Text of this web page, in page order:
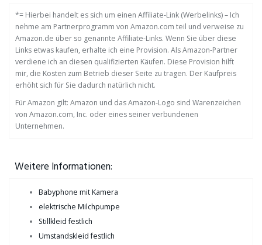
*= Hierbei handelt es sich um einen Affiliate-Link (Werbelinks) – Ich
nehme am Partnerprogramm von Amazon.com teil und verweise zu
Amazon.de über so genannte Affiliate-Links. Wenn Sie über diese
Links etwas kaufen, erhalte ich eine Provision. Als Amazon-Partner
verdiene ich an diesen qualifizierten Käufen. Diese Provision hilft
mir, die Kosten zum Betrieb dieser Seite zu tragen. Der Kaufpreis
erhöht sich für Sie dadurch natürlich nicht.
Für Amazon gilt: Amazon und das Amazon-Logo sind Warenzeichen
von Amazon.com, Inc. oder eines seiner verbundenen
Unternehmen.
Weitere Informationen:
Babyphone mit Kamera
elektrische Milchpumpe
Stillkleid festlich
Umstandskleid festlich